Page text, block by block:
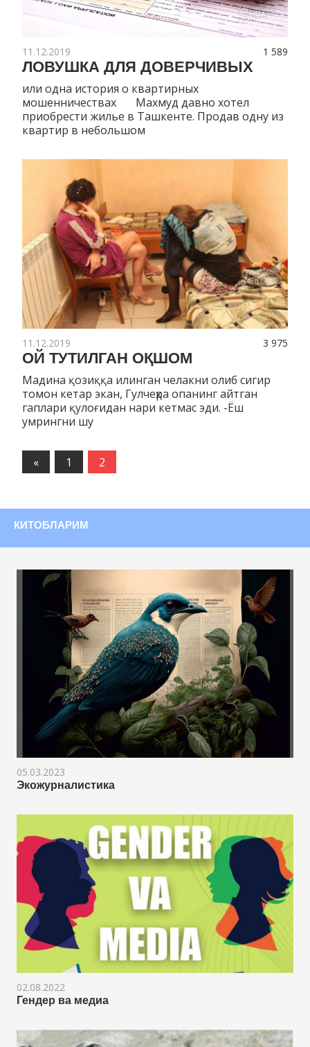
1 589
11.12.2019
ЛОВУШКА ДЛЯ ДОВЕРЧИВЫХ
или одна история о квартирных
мошенничествах Махмуд давно хотел
приобрести жилье в Ташкенте. Продав одну из
квартир в небольшом
3 975
11.12.2019
ОЙ ТУТИЛГАН ОҚШОМ
Мадина қозиққа илинган челакни олиб сигир
томон кетар экан, Гулчеҳра опанинг айтган
гаплари қулоғидан нари кетмас эди. -Ёш
умрингни шу
« Предыдущие
записи
1 2
КИТОБЛАРИМ
05.03.2023
Экожурналистика
02.08.2022
Гендер ва медиа